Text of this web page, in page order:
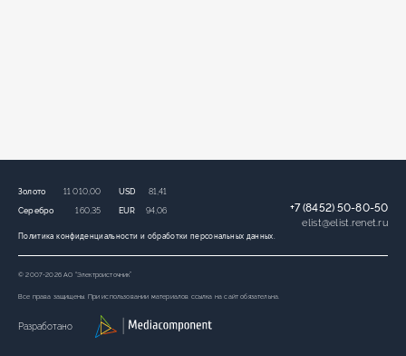
Политика конфиденциальности и обработки персональных данных.
Золото 11 010,00
Серебро 160,35
USD 81,41
EUR 94,06 +7 (8452) 50-80-50
elist@elist.renet.ru
© 2007-2026 АО “Электроисточник”
Все права защищены. При использовании материалов ссылка на сайт обязательна.
Разработано